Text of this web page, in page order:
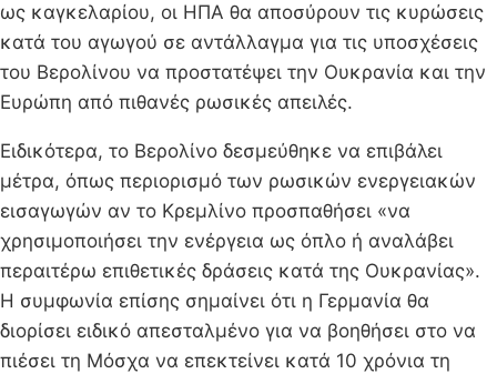
ως καγκελαρίου, οι ΗΠΑ θα αποσύρουν τις κυρώσεις
κατά του αγωγού σε αντάλλαγμα για τις υποσχέσεις
του Βερολίνου να προστατέψει την Ουκρανία και την
Ευρώπη από πιθανές ρωσικές απειλές.
Ειδικότερα, το Βερολίνο δεσμεύθηκε να επιβάλει
μέτρα, όπως περιορισμό των ρωσικών ενεργειακών
εισαγωγών αν το Κρεμλίνο προσπαθήσει «να
χρησιμοποιήσει την ενέργεια ως όπλο ή αναλάβει
περαιτέρω επιθετικές δράσεις κατά της Ουκρανίας».
Η συμφωνία επίσης σημαίνει ότι η Γερμανία θα
διορίσει ειδικό απεσταλμένο για να βοηθήσει στο να
πιέσει τη Μόσχα να επεκτείνει κατά 10 χρόνια τη